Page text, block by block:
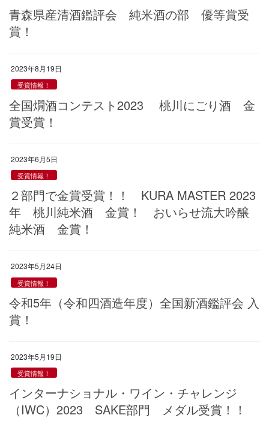
青森県産清酒鑑評会 純米酒の部 優等賞受
賞！
2023年8月19日
受賞情報！
全国燗酒コンテスト2023 桃川にごり酒 金
賞受賞！
2023年6月5日
受賞情報！
２部門で金賞受賞！！ KURA MASTER 2023
年 桃川純米酒 金賞！ おいらせ流大吟醸
純米酒 金賞！
2023年5月24日
受賞情報！
令和5年（令和四酒造年度）全国新酒鑑評会 入
賞！
2023年5月19日
受賞情報！
インターナショナル・ワイン・チャレンジ
（IWC）2023 SAKE部門 メダル受賞！！